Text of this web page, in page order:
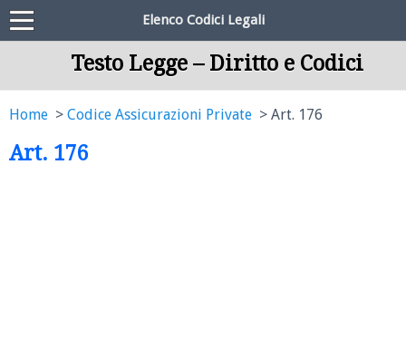
Elenco Codici Legali
Testo Legge – Diritto e Codici
Home Codice Assicurazioni Private Art. 176
Art. 176